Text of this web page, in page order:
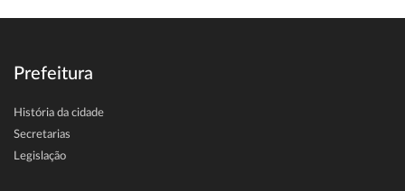
Prefeitura
História da cidade
Secretarias
Legislação